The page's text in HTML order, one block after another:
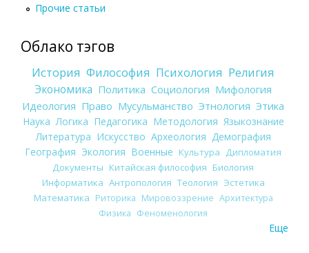
Прочие статьи
Облако тэгов
История Философия Психология Религия
Экономика Политика Социология Мифология
Идеология Право Мусульманство Этнология Этика
Наука Логика Педагогика Методология Языкознание
Литература Искусство Археология Демография
География Экология Военные Культура
Дипломатия
Документы Китайская философия Биология
Информатика Антропология Теология Эстетика
Математика Риторика Мировоззрение Архитектура
Физика Феноменология
Еще